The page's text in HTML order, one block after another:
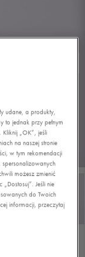
1/9
udane, a produkty,
to jednak przy pełnym
„OK”, jeśli
na naszej stronie
w tym rekomendacji
możesz zmienić
Jeśli nie
do Twoich
informacji, przeczytaj